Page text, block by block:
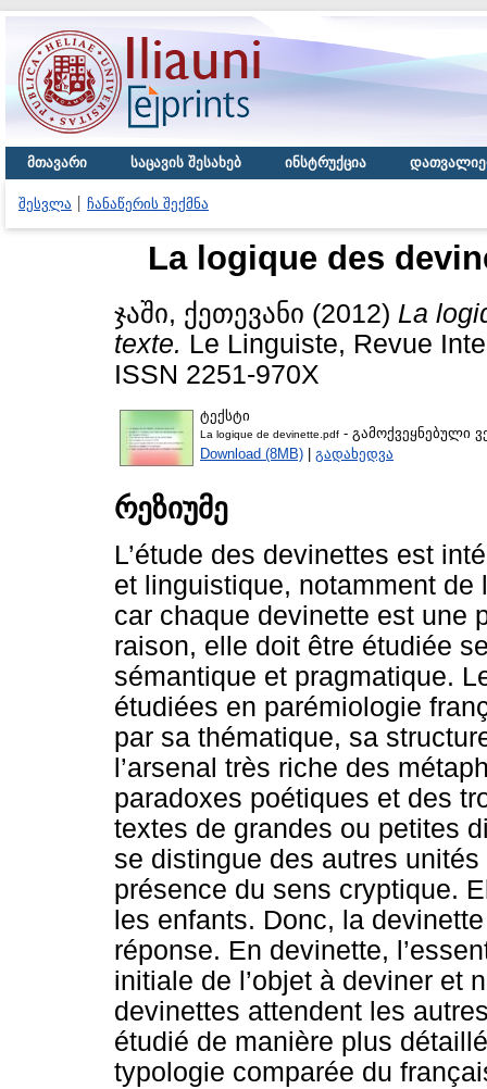
მთავარი საცავის შესახებ ინსტრუქცია
შესვლა ჩანაწერის შექმნა
La logique des
ჯაში, ქეთევანი (2012) La
texte. Le Linguiste, Revue
ISSN 2251-970X
ტექსტი
La logique de devinette.pdf - გამოქვეყნებული
Download (8MB) | გადახედვა
რეზიუმე
L’étude des devinettes est
et linguistique, notamment
car chaque devinette est une
raison, elle doit être étudiée
sémantique et pragmatique.
étudiées en parémiologie
par sa thématique, sa
l’arsenal très riche des
paradoxes poétiques et des
textes de grandes ou petites
se distingue des autres
présence du sens cryptique.
les enfants. Donc, la
réponse. En devinette,
initiale de l’objet à deviner et
devinettes attendent les
étudié de manière plus
typologie comparée du